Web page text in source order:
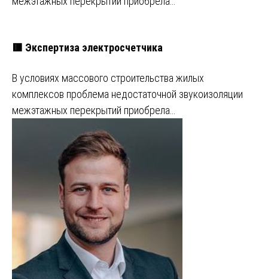
🟥 Экспертиза электросчетчика
В условиях массового строительства жилых
комплексов проблема недостаточной звукоизоляции
межэтажных перекрытий приобрела…